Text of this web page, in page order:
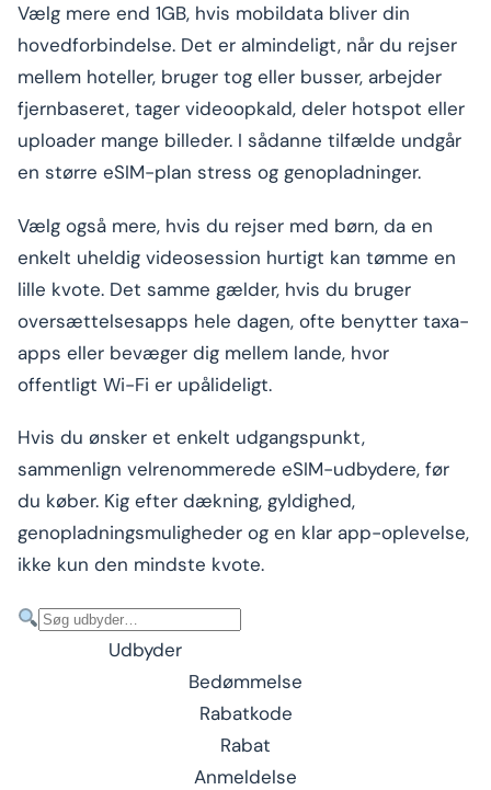
Vælg mere end 1GB, hvis mobildata bliver din
hovedforbindelse. Det er almindeligt, når du rejser
mellem hoteller, bruger tog eller busser, arbejder
fjernbaseret, tager videoopkald, deler hotspot eller
uploader mange billeder. I sådanne tilfælde undgår
en større eSIM-plan stress og genopladninger.
Vælg også mere, hvis du rejser med børn, da en
enkelt uheldig videosession hurtigt kan tømme en
lille kvote. Det samme gælder, hvis du bruger
oversættelsesapps hele dagen, ofte benytter taxa-
apps eller bevæger dig mellem lande, hvor
offentligt Wi-Fi er upålideligt.
Hvis du ønsker et enkelt udgangspunkt,
sammenlign velrenommerede eSIM-udbydere, før
du køber. Kig efter dækning, gyldighed,
genopladningsmuligheder og en klar app-oplevelse,
ikke kun den mindste kvote.
Udbyder
Bedømmelse
Rabatkode
Rabat
Anmeldelse